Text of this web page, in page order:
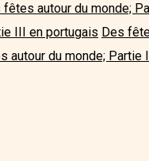
fêtes autour du monde;
III en portugais Des
autour du monde; Partie